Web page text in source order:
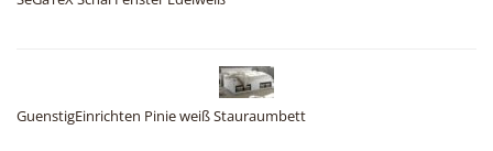
GuenstigEinrichten Pinie weiß Stauraumbett